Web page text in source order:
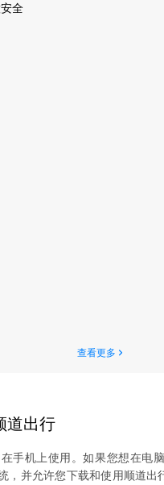
全
查看更多
道出行
手机上使用。如果您想在电
，并允许您下载和使用顺道出